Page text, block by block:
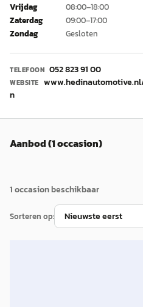
Vrijdag
08:00–18:00
Zaterdag
09:00–17:00
Zondag
Gesloten
TELEFOON 052 823 91 00
WEBSITE
n
Aanbod (1 occasion)
1occasionbeschikbaar
Sorteren op: